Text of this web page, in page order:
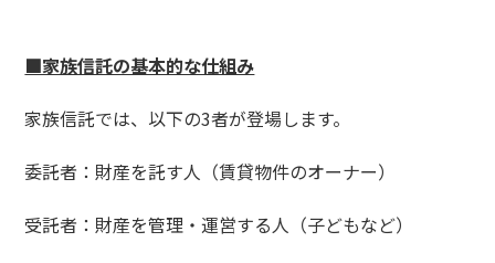
■家族信託の基本的な仕組み
家族信託では、以下の3者が登場します。
委託者：財産を託す人（賃貸物件のオーナー）
受託者：財産を管理・運営する人（子どもなど）